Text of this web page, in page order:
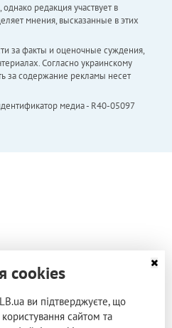
редакция участвует в
мнения, высказанные в этих
за факты и оценочные суждения,
Согласно украинскому
за содержание рекламы несет
медиа - R40-05097
cookies
ви підтверджуєте, що
сайтом та